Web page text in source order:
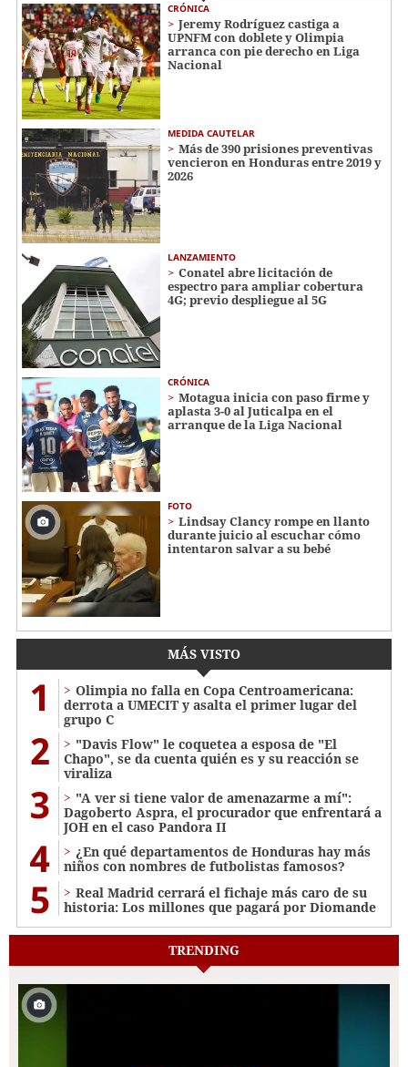
CRÓNICA
Jeremy Rodríguez castiga a
UPNFM con doblete y Olimpia
arranca con pie derecho en Liga
Nacional
MEDIDA CAUTELAR
Más de 390 prisiones preventivas
vencieron en Honduras entre 2019 y
2026
LANZAMIENTO
Conatel abre licitación de
espectro para ampliar cobertura
4G; previo despliegue al 5G
CRÓNICA
Motagua inicia con paso firme y
aplasta 3-0 al Juticalpa en el
arranque de la Liga Nacional
FOTO
Lindsay Clancy rompe en llanto
durante juicio al escuchar cómo
intentaron salvar a su bebé
MÁS VISTO
1
Olimpia no falla en Copa Centroamericana:
derrota a UMECIT y asalta el primer lugar del
grupo C
2
"Davis Flow" le coquetea a esposa de "El
Chapo", se da cuenta quién es y su reacción se
viraliza
3
"A ver si tiene valor de amenazarme a mí":
Dagoberto Aspra, el procurador que enfrentará a
JOH en el caso Pandora II
4
¿En qué departamentos de Honduras hay más
niños con nombres de futbolistas famosos?
5
Real Madrid cerrará el fichaje más caro de su
historia: Los millones que pagará por Diomande
TRENDING